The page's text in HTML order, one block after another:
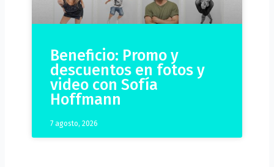
Beneficio: Promo y
descuentos en fotos y
video con Sofía
Hoffmann
7 agosto, 2026